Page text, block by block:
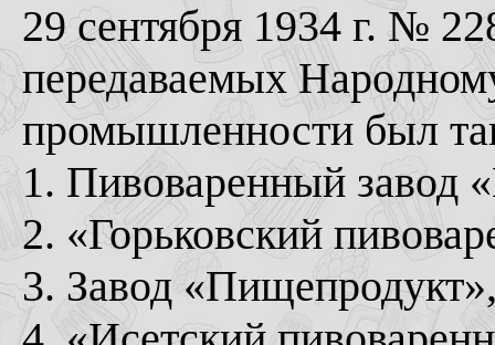
29 сентября 1934 г. №
передаваемых
промышленности был
1. Пивоваренный завод
2. «Горьковский
3. Завод